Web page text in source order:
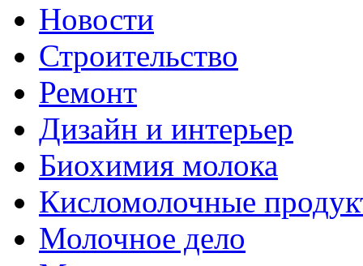
Новости
Строительство
Ремонт
Дизайн и интерьер
Биохимия молока
Кисломолочные
Молочное дело